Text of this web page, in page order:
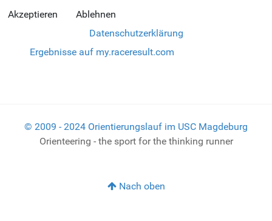
Ergebnisse auf my.raceresult.com
© 2009 - 2024 Orientierungslauf im USC Magdeburg
Orienteering - the sport for the thinking runner
Nach oben
Akzeptieren
Ablehnen
Datenschutzerklärung